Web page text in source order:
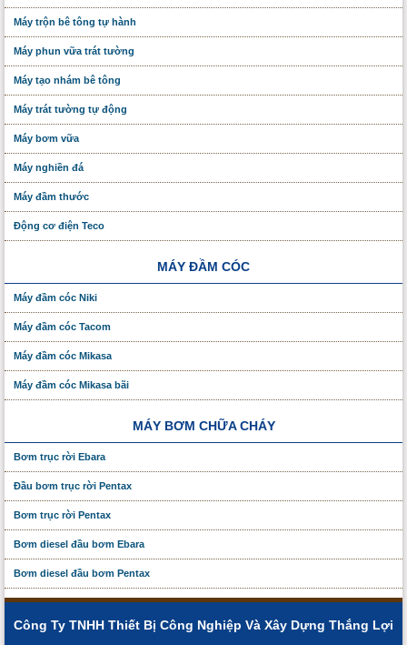
Máy trộn bê tông tự hành
Máy phun vữa trát tường
Máy tạo nhám bê tông
Máy trát tường tự động
Máy bơm vữa
Máy nghiền đá
Máy đầm thước
Động cơ điện Teco
MÁY ĐẦM CÓC
Máy đầm cóc Niki
Máy đầm cóc Tacom
Máy đầm cóc Mikasa
Máy đầm cóc Mikasa bãi
MÁY BƠM CHỮA CHÁY
Bơm trục rời Ebara
Đầu bơm trục rời Pentax
Bơm trục rời Pentax
Bơm diesel đầu bơm Ebara
Bơm diesel đầu bơm Pentax
Công Ty TNHH Thiết Bị Công Nghiệp Và Xây Dựng Thắng Lợi